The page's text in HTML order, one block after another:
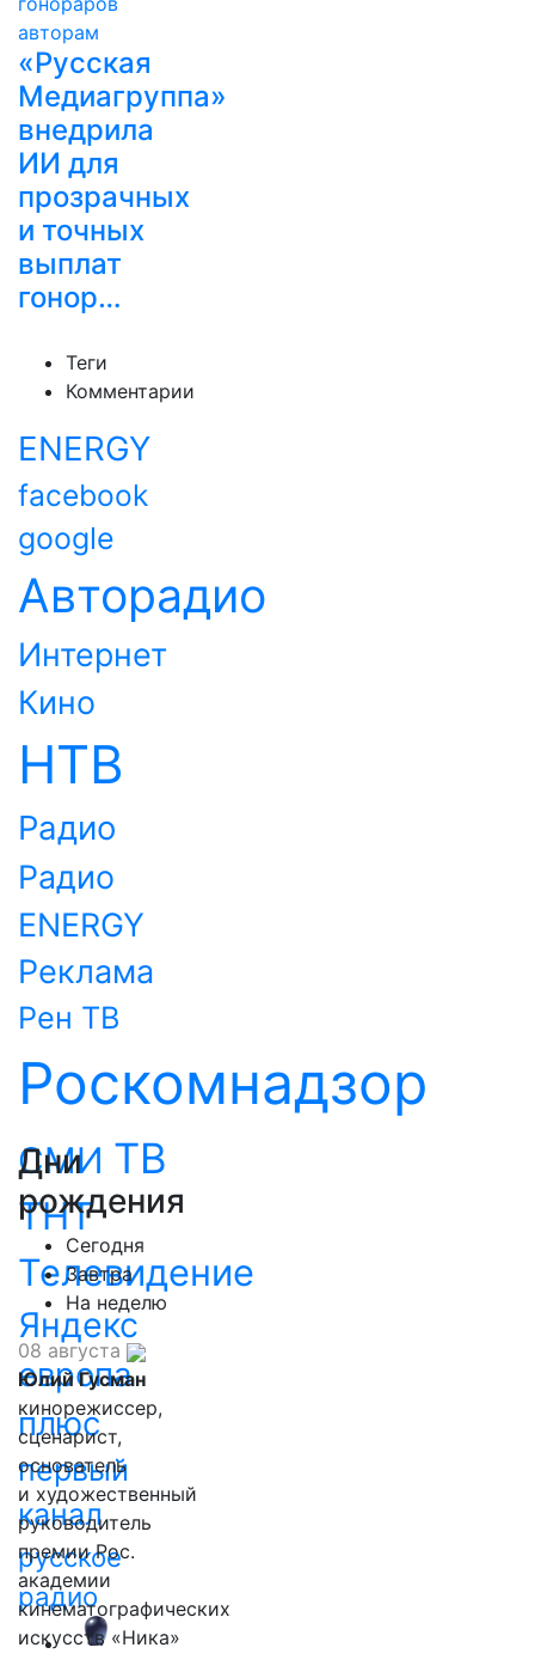
«Русская
Медиагруппа»
внедрила
ИИ для
прозрачных
и точных
выплат
гонор…
Теги
Комментарии
ENERGY
facebook
google
Авторадио
Интернет
Кино
НТВ
Радио
Радио
ENERGY
Реклама
Рен ТВ
Роскомнадзор
СМИ ТВ
ТНТ
Телевидение
Яндекс
европа
плюс
первый
канал
русское
радио
Дни
рождения
Сегодня
Завтра
На неделю
08 августа
Юлий Гусман
кинорежиссер,
сценарист,
основатель
и художественный
руководитель
премии Рос.
академии
кинематографических
искусств «Ника»